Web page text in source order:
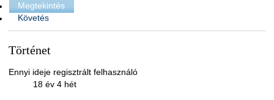
Megtekintés
Követés
Történet
Ennyi ideje regisztrált felhasználó
18 év 4 hét